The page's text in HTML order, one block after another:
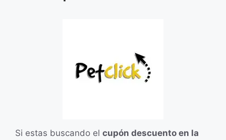
Si estas buscando el cupón descuento en la